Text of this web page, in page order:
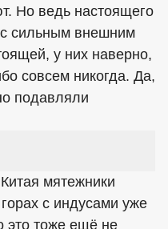
Но ведь настоящего
с сильным внешним
у них наверно,
совсем никогда. Да,
подавляли
мятежники
с индусами уже
это тоже ещё не